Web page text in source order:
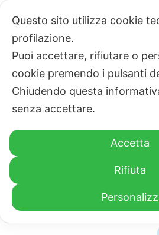
contenuto
Chi siamo
Questo sito utilizza cookie
profilazione.
Puoi accettare, rifiutare o
cookie premendo i pulsanti
Chiudendo questa
senza accettare.
Accetta
Rifiuta